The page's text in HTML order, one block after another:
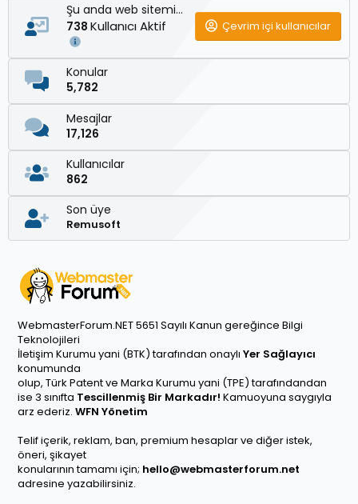
Şu anda web sitemizde
738 Kullanıcı Aktif Çevrim içi kullanıcılar
Konular
5,782
Mesajlar
17,126
Kullanıcılar
862
Son üye
Remusoft
WebmasterForum.NET 5651 Sayılı Kanun gereğince Bilgi
Teknolojileri
İletişim Kurumu yani (BTK) tarafından onaylı Yer Sağlayıcı
konumunda
olup, Türk Patent ve Marka Kurumu yani (TPE) tarafındandan
ise 3 sınıfta Tescillenmiş Bir Markadır! Kamuoyuna saygıyla
arz ederiz. WFN Yönetim
Telif içerik, reklam, ban, premium hesaplar ve diğer istek,
öneri, şikayet
konularının tamamı için; hello@webmasterforum.net
adresine yazabilirsiniz.